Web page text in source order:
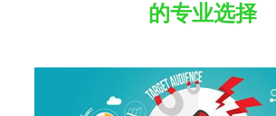
的专业选择